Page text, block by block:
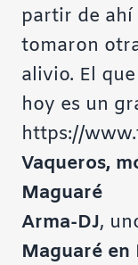
partir de ahí
tomaron
alivio. El
hoy es un
https://
Vaqueros,
Maguaré
Arma-DJ,
Maguaré en